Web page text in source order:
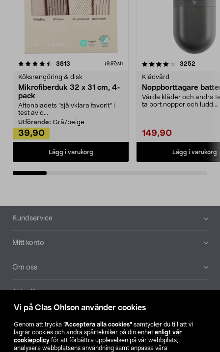
Vi på Clas Ohlson använder cookies
Genom att trycka ”Acceptera alla cookies” samtycker du till att vi
lagrar cookies och andra spårtekniker på din enhet enligt vår
cookiepolicy för att förbättra upplevelsen på vår webbplats,
analysera webbplatsens användning samt anpassa våra
3813 (9,97/st)
Köksrengöring & disk
Mikrofiberduk 32 x 31 cm, 4-
pack
Aftonbladets "självklara favorit” i
test av d...
Utförande: Grå/beige
39,90
Lägg i varukorg
4.0av 5 stjärnor 3252
Klädvård
Noppborttagare
Vårda kläder och andra
ta bort noppor och ludd.
149,90
Lägg i varukorg
4.5av 5 stjärnor
Sidfot
Kundservice
Mitt konto
Om oss
Aktuellt
Hitta butik